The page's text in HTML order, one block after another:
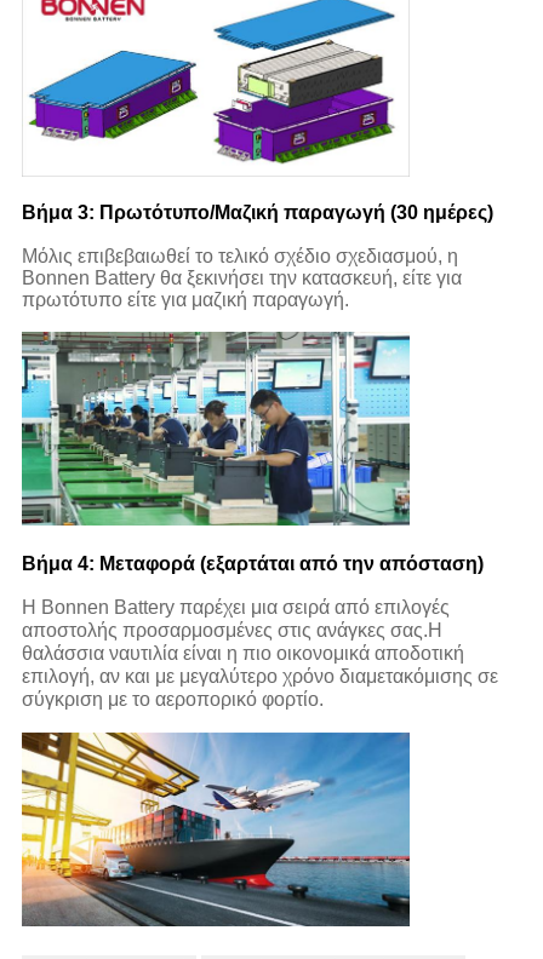
Βήμα 3: Πρωτότυπο/Μαζική παραγωγή (30 ημέρες)
Μόλις επιβεβαιωθεί το τελικό σχέδιο σχεδιασμού, η
Bonnen Battery θα ξεκινήσει την κατασκευή, είτε για
πρωτότυπο είτε για μαζική παραγωγή.
Βήμα 4: Μεταφορά (εξαρτάται από την απόσταση)
Η Bonnen Battery παρέχει μια σειρά από επιλογές
αποστολής προσαρμοσμένες στις ανάγκες σας.Η
θαλάσσια ναυτιλία είναι η πιο οικονομικά αποδοτική
επιλογή, αν και με μεγαλύτερο χρόνο διαμετακόμισης σε
σύγκριση με το αεροπορικό φορτίο.